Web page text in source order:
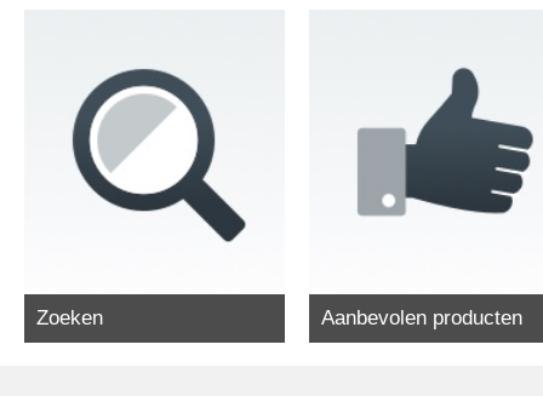
Zoeken Aanbevolen producten